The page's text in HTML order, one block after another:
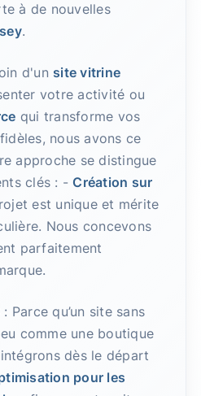
à de nouvelles
.
d'un site vitrine
votre activité ou
qui transforme vos
nous avons ce
approche se distingue
clés : - Création sur
est unique et mérite
Nous concevons
parfaitement
: Parce qu’un site sans
comme une boutique
dès le départ
pour les